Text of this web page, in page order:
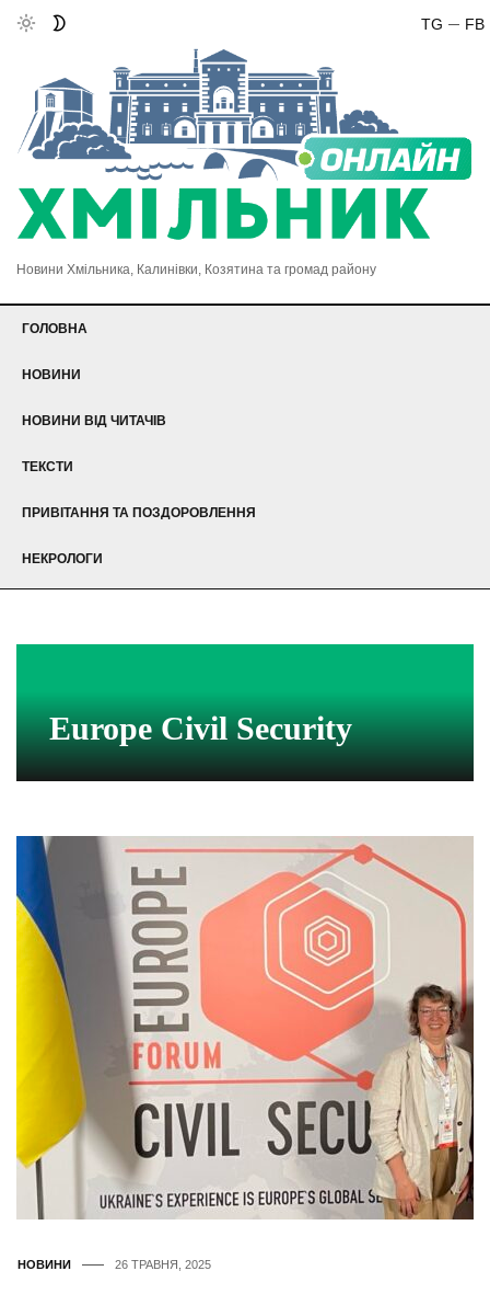
FB
TG
Новини Хмільника, Калинівки, Козятина та громад району
ГОЛОВНА
НОВИНИ
НОВИНИ ВІД ЧИТАЧІВ
ТЕКСТИ
ПРИВІТАННЯ ТА ПОЗДОРОВЛЕННЯ
НЕКРОЛОГИ
Europe Civil Security
НОВИНИ 26 ТРАВНЯ, 2025